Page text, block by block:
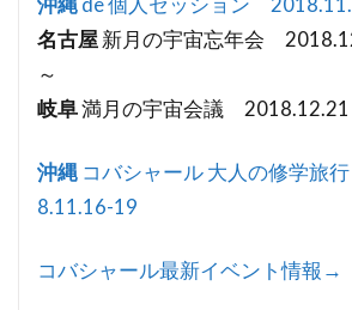
名古屋新月の宇宙忘年会
～
岐阜満月の宇宙会議 2018.12.21
沖縄 コバシャール 大人の修学旅
8.11.16-19
コバシャール最新イベント情報→